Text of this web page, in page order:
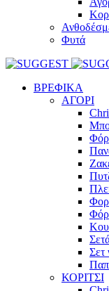
Φυτά
ΒΡΕΦΙΚΑ
ΑΓΟΡΙ
Σετ
ΚΟΡΙΤΣΙ